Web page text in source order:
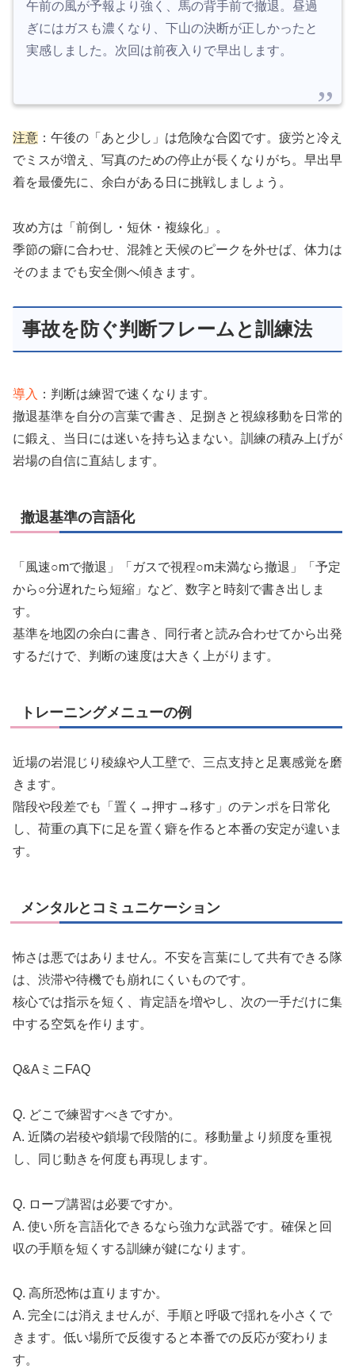
午前の風が予報より強く、馬の背手前で撤退。昼過
ぎにはガスも濃くなり、下山の決断が正しかったと
実感しました。次回は前夜入りで早出します。
注意 ：午後の「あと少し」は危険な合図です。疲労と冷え
でミスが増え、写真のための停止が長くなりがち。早出早
着を最優先に、余白がある日に挑戦しましょう。
攻め方は「前倒し・短休・複線化」。
季節の癖に合わせ、混雑と天候のピークを外せば、体力は
そのままでも安全側へ傾きます。
事故を防ぐ判断フレームと訓練法
導入 ：判断は練習で速くなります。
撤退基準を自分の言葉で書き、足捌きと視線移動を日常的
に鍛え、当日には迷いを持ち込まない。訓練の積み上げが
岩場の自信に直結します。
撤退基準の言語化
「風速○mで撤退」「ガスで視程○m未満なら撤退」「予定
から○分遅れたら短縮」など、数字と時刻で書き出しま
す。
基準を地図の余白に書き、同行者と読み合わせてから出発
するだけで、判断の速度は大きく上がります。
トレーニングメニューの例
近場の岩混じり稜線や人工壁で、三点支持と足裏感覚を磨
きます。
階段や段差でも「置く→押す→移す」のテンポを日常化
し、荷重の真下に足を置く癖を作ると本番の安定が違いま
す。
メンタルとコミュニケーション
怖さは悪ではありません。不安を言葉にして共有できる隊
は、渋滞や待機でも崩れにくいものです。
核心では指示を短く、肯定語を増やし、次の一手だけに集
中する空気を作ります。
Q&AミニFAQ
Q. どこで練習すべきですか。
A. 近隣の岩稜や鎖場で段階的に。移動量より頻度を重視
し、同じ動きを何度も再現します。
Q. ロープ講習は必要ですか。
A. 使い所を言語化できるなら強力な武器です。確保と回
収の手順を短くする訓練が鍵になります。
Q. 高所恐怖は直りますか。
A. 完全には消えませんが、手順と呼吸で揺れを小さくで
きます。低い場所で反復すると本番での反応が変わりま
す。